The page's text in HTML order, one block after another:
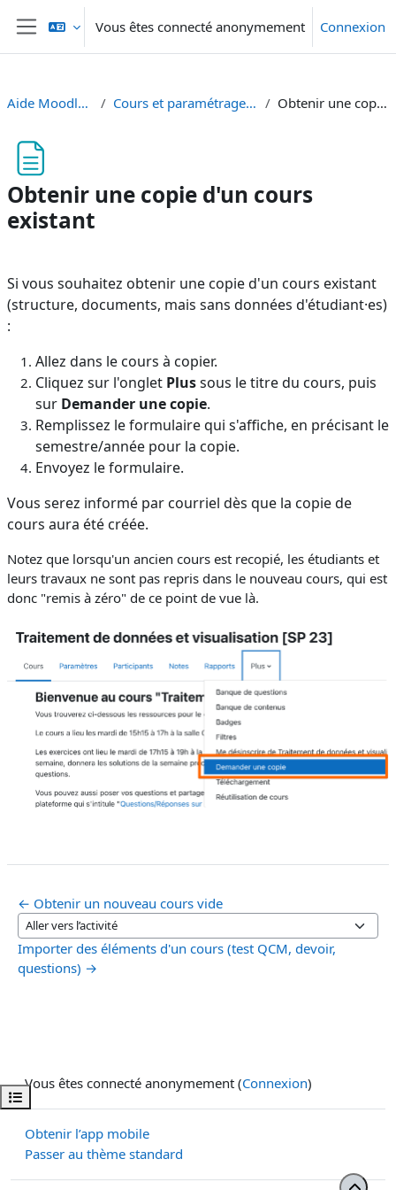
Passer au contenu principal
Panneau latéral
Vous êtes connecté anonymement Connexion
Ouvrir l’index du cours
Aide Moodle - Moodle Hilfe Cours et paramétrage - Kurse und Einstellungen Obtenir une copie d'un cours existant
Obtenir une copie d'un cours
existant
Si vous souhaitez obtenir une copie d'un cours existant
(structure, documents, mais sans données d'étudiant·es)
:
Allez dans le cours à copier.
Cliquez sur l'onglet Plussous le titre du cours, puis
sur Demander une copie.
Remplissez le formulaire qui s'affiche, en précisant le
semestre/année pour la copie.
Envoyez le formulaire.
Vous serez informé par courriel dès que la copie de
cours aura été créée.
Notez que lorsqu'un ancien cours est recopié, les étudiants et
leurs travaux ne sont pas repris dans le nouveau cours, qui est
donc "remis à zéro" de ce point de vue là.
← Obtenir un nouveau cours vide
Aller vers l’activité
Importer des éléments d'un cours (test QCM, devoir,
questions) →
Vous êtes connecté anonymement (Connexion)
Obtenir l’app mobile
Passer au thème standard